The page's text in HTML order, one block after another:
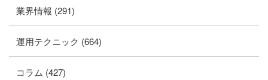
業界情報 (291)
運用テクニック (664)
コラム (427)